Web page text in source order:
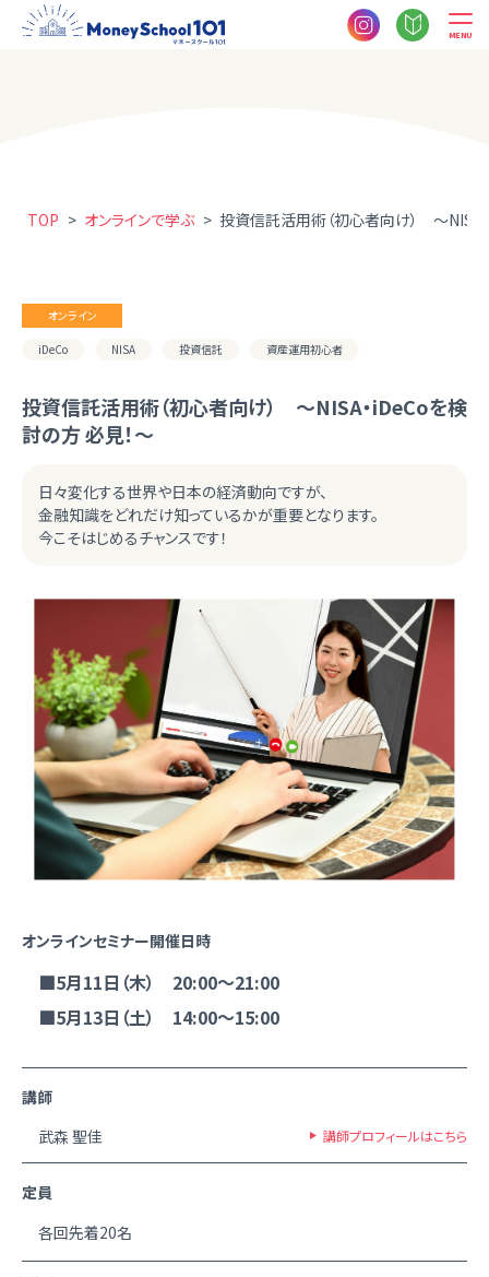
MENU
TOP > オンラインで学ぶ > 投資信託活用術（初心者向け） ～NISA
オンライン
iDeCo NISA 投資信託 資産運用初心者
投資信託活用術（初心者向け） ～NISA・iDeCoを検
討の方 必見！～
日々変化する世界や日本の経済動向ですが、
金融知識をどれだけ知っているかが重要となります。
今こそはじめるチャンスです！
オンラインセミナー開催日時
■5月11日（木） 20:00～21:00
■5月13日（土） 14:00～15:00
講師
武森 聖佳
講師プロフィールはこちら
定員
各回先着20名